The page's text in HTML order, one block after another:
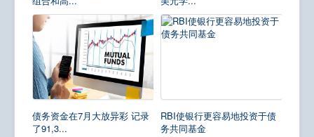
债务资金在7月大放异彩 记录
了91,3...
RBI使银行更容易地投资于债
务共同基金